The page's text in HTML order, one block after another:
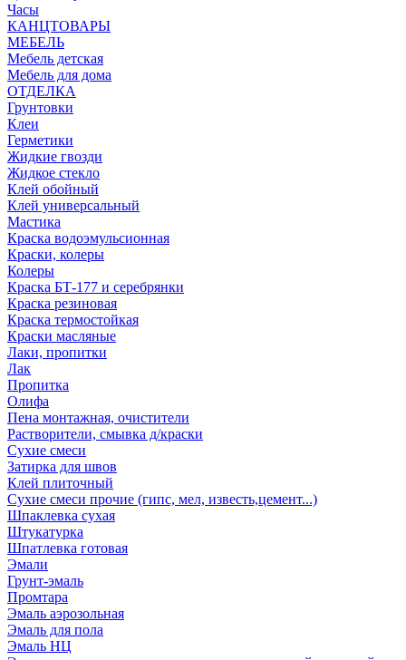
Часы
КАНЦТОВАРЫ
МЕБЕЛЬ
Мебель детская
Мебель для дома
ОТДЕЛКА
Грунтовки
Клеи
Герметики
Жидкие гвозди
Жидкое стекло
Клей обойный
Клей универсальный
Мастика
Краска водоэмульсионная
Краски, колеры
Колеры
Краска БТ-177 и серебрянки
Краска резиновая
Краска термостойкая
Краски масляные
Лаки, пропитки
Лак
Пропитка
Олифа
Пена монтажная, очистители
Растворители, смывка д/краски
Сухие смеси
Затирка для швов
Клей плиточный
Сухие смеси прочие (гипс, мел, известь,цемент...)
Шпаклевка сухая
Штукатурка
Шпатлевка готовая
Эмали
Грунт-эмаль
Промтара
Эмаль аэрозольная
Эмаль для пола
Эмаль НЦ